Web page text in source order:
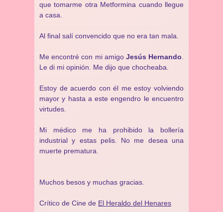
que tomarme otra Metformina cuando llegue
a casa.
Al final salí convencido que no era tan mala.
Me encontré con mi amigo Jesús Hernando
Le di mi opinión. Me dijo que chocheaba.
Estoy de acuerdo con él me estoy volviendo
mayor y hasta a este engendro le encuentro
virtudes.
Mi médico me ha prohibido la bollería
industrial y estas pelis. No me desea una
muerte prematura.
Muchos besos y muchas gracias.
Crítico de Cine de El Heraldo del Henares